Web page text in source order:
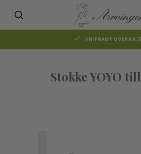
FRI FRAGT OVER KR.
Stokke YOYO